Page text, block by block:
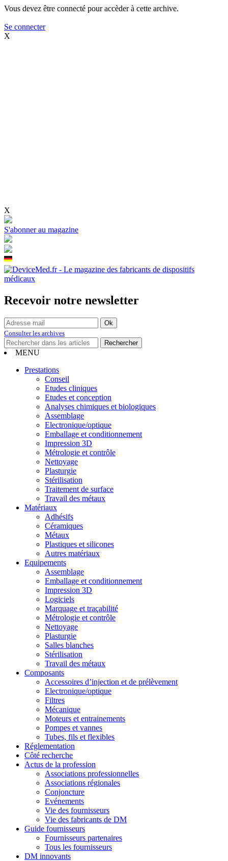
Vous devez être connecté pour accèder à cette archive.
Se connecter
X
X
S'abonner au magazine
Recevoir notre newsletter
Consulter les archives
MENU
Prestations
Conseil
Etudes cliniques
Etudes et conception
Analyses chimiques et biologiques
Assemblage
Electronique/optique
Emballage et conditionnement
Impression 3D
Métrologie et contrôle
Nettoyage
Plasturgie
Stérilisation
Traitement de surface
Travail des métaux
Matériaux
Adhésifs
Céramiques
Métaux
Plastiques et silicones
Autres matériaux
Equipements
Assemblage
Emballage et conditionnement
Impression 3D
Logiciels
Marquage et traçabilité
Métrologie et contrôle
Nettoyage
Plasturgie
Salles blanches
Stérilisation
Travail des métaux
Composants
Accessoires d’injection et de prélèvement
Electronique/optique
Filtres
Mécanique
Moteurs et entrainements
Pompes et vannes
Tubes, fils et flexibles
Réglementation
Côté recherche
Actus de la profession
Associations professionnelles
Associations régionales
Conjoncture
Evénements
Vie des fournisseurs
Vie des fabricants de DM
Guide fournisseurs
Fournisseurs partenaires
Tous les fournisseurs
DM innovants